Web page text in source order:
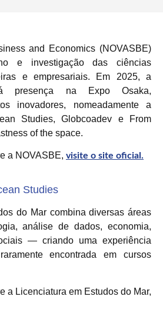
and Economics (NOVASBE)
e investigação das ciências
e empresariais. Em 2025, a
presença na Expo Osaka,
inovadores, nomeadamente a
Studies, Globcoadev e From
of the space.
a NOVASBE, visite o site oficial.
Studies
do Mar combina diversas áreas
análise de dados, economia,
— criando uma experiência
encontrada em cursos
a Licenciatura em Estudos do Mar,